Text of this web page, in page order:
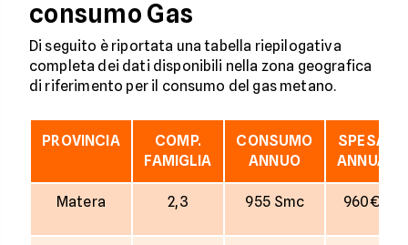
consumo Gas
Di seguito è riportata una tabella riepilogativa
completa dei dati disponibili nella zona geografica
di riferimento per il consumo del gas metano.
PROVINCIA
COMP.
FAMIGLIA
CONSUMO
ANNUO
SPESA
ANNUA
Matera 2,3 955 Smc 960€